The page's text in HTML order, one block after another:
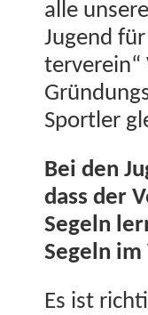
alle
Jugend
ter­vere­in“
Sportler
Bei den
dass der
Segeln
Segeln
Es ist